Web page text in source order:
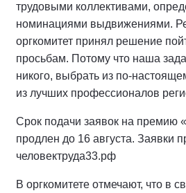
трудовыми коллективами,
номинациями выдвижениями.
оргкомитет принял решение
просьбам. Потому что наша
никого, выбрать из по-
из лучших профессионалов
Срок подачи заявок на премию
продлен до 16 августа. Заявки
человектруда33.рф
В оргкомитете отмечают, что в